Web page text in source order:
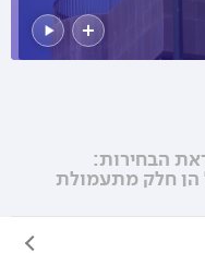
הבחירות:
הן חלק מתעמולת